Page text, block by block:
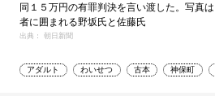
同１５万円の有罪判決を言い渡した。写真
者に囲まれる野坂氏と佐藤氏
出典： 朝日新聞
アダルト わいせつ 古本 神保町